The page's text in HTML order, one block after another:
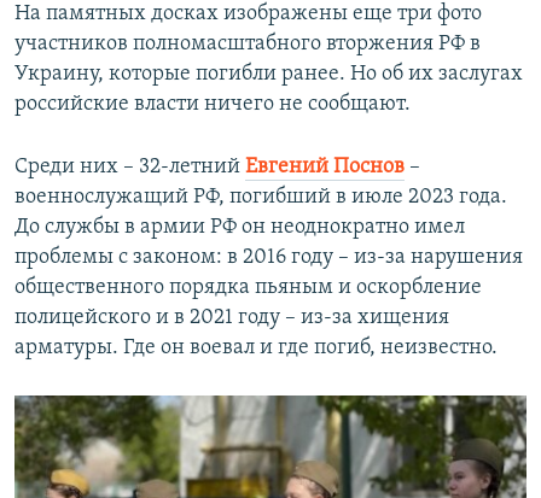
На памятных досках изображены еще три фото
участников полномасштабного вторжения РФ в
Украину, которые погибли ранее. Но об их заслугах
российские власти ничего не сообщают.
Среди них – 32-летний Евгений Поснов –
военнослужащий РФ, погибший в июле 2023 года.
До службы в армии РФ он неоднократно имел
проблемы с законом: в 2016 году – из-за нарушения
общественного порядка пьяным и оскорбление
полицейского и в 2021 году – из-за хищения
арматуры. Где он воевал и где погиб, неизвестно.